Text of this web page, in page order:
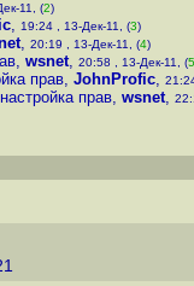
11, (2)
, 19:24 , 13-Дек-11, (3)
, 20:19 , 13-Дек-11, (4)
, wsnet, 20:58 , 13-Дек-11, (5
прав, JohnProfic,
прав, wsnet,